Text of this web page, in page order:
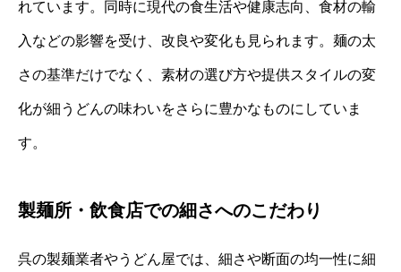
れています。同時に現代の食生活や健康志向、食材の輸
入などの影響を受け、改良や変化も見られます。麺の太
さの基準だけでなく、素材の選び方や提供スタイルの変
化が細うどんの味わいをさらに豊かなものにしていま
す。
製麺所・飲食店での細さへのこだわり
呉の製麺業者やうどん屋では、細さや断面の均一性に細